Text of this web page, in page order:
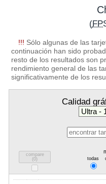
(
!!! Sólo algunas de las
continuación han sido
resto de los resultados son
rendimiento general de las
significativamente de los
Calidad
compare
(0) todas